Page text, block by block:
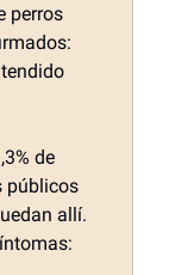
perros
de
públicos
allí.